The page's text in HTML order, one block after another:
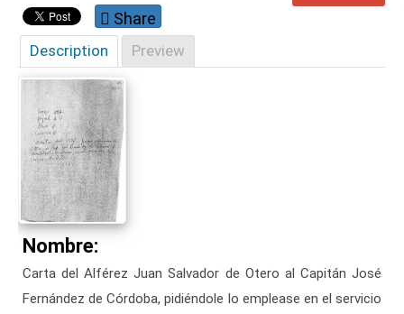
Share
Description Preview
Nombre:
Carta del Alférez Juan Salvador de Otero al Capitán José
Fernández de Córdoba, pidiéndole lo emplease en el servicio